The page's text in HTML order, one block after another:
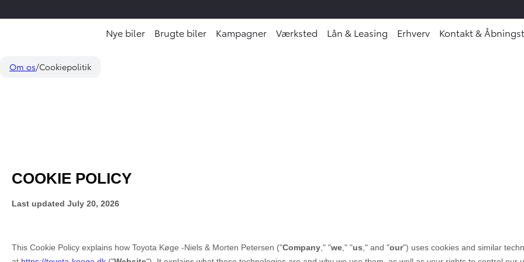
Nye biler Brugte biler Kampagner Værksted Lån & Leasing Erhverv Kontakt &
Om os Cookiepolitik